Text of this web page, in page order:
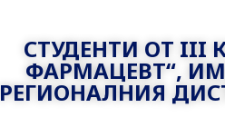
СТУДЕНТИ ОТ III
ФАРМАЦЕВТ“,
РЕГИОНАЛНИЯ